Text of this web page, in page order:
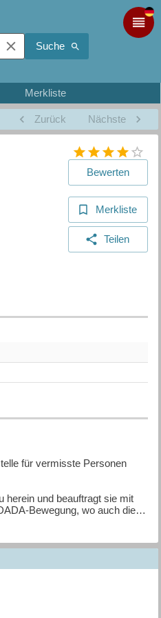
Suche
Merkliste
Zurück Nächste
Bewerten
Merkliste
Teilen
für vermisste Personen
herein und beauftragt sie mit
Bewegung, wo auch die
von einem
auf eigene Faust zu
freikämpfen, als alleinstehende
der durch seinen
Lebens in Zürich vor hundert